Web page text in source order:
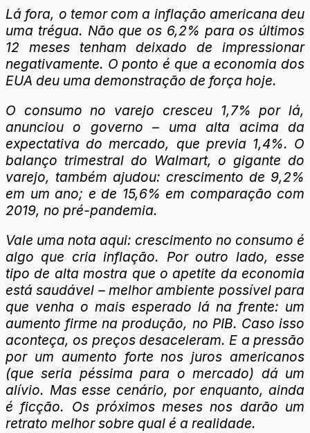
Lá fora, o temor com a inflação americana deu
uma trégua. Não que os 6,2% para os últimos
12 meses tenham deixado de impressionar
negativamente. O ponto é que a economia dos
EUA deu uma demonstração de força hoje.
O consumo no varejo cresceu 1,7% por lá,
anunciou o governo – uma alta acima da
expectativa do mercado, que previa 1,4%. O
balanço trimestral do Walmart, o gigante do
varejo, também ajudou: crescimento de 9,2%
em um ano; e de 15,6% em comparação com
2019, no pré-pandemia.
Vale uma nota aqui: crescimento no consumo é
algo que cria inflação. Por outro lado, esse
tipo de alta mostra que o apetite da economia
está saudável – melhor ambiente possível para
que venha o mais esperado lá na frente: um
aumento firme na produção, no PIB. Caso isso
aconteça, os preços desaceleram. E a pressão
por um aumento forte nos juros americanos
(que seria péssima para o mercado) dá um
alívio. Mas esse cenário, por enquanto, ainda
é ficção. Os próximos meses nos darão um
retrato melhor sobre qual é a realidade.